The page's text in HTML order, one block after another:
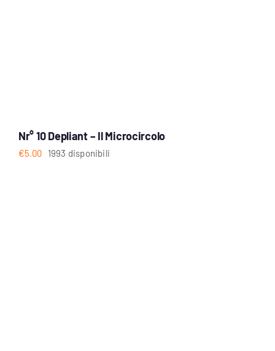
Nr° 10 Depliant – Il Microcircolo
€5.00 1993 disponibili